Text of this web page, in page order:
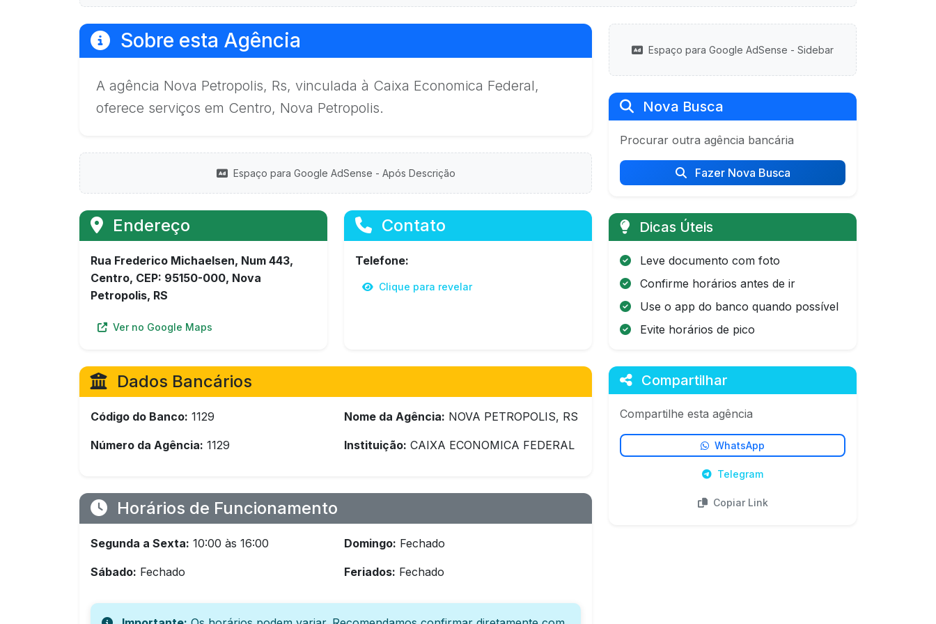
Sobre esta Agência
A agência Nova Petropolis, Rs, vinculada à Caixa Economica Federal,
oferece serviços em Centro, Nova Petropolis.
Espaço para Google AdSense - Após Descrição
Endereço
Rua Frederico Michaelsen, Num 443,
Centro, CEP: 95150-000, Nova
Petropolis, RS
Ver no Google Maps
Contato
Telefone:
Clique para revelar
Dados Bancários
Código do Banco: 1129
Número da Agência: 1129
Nome da Agência: NOVA PETROPOLIS, RS
Instituição: CAIXA ECONOMICA FEDERAL
Horários de Funcionamento
Segunda a Sexta: 10:00 às 16:00
Sábado: Fechado
Domingo: Fechado
Feriados: Fechado
Espaço para Google AdSense - Sidebar
Nova Busca
Procurar outra agência bancária
Fazer Nova Busca
Dicas Úteis
Leve documento com foto
Confirme horários antes de ir
Use o app do banco quando possível
Evite horários de pico
Compartilhar
Compartilhe esta agência
WhatsApp
Telegram
Copiar Link